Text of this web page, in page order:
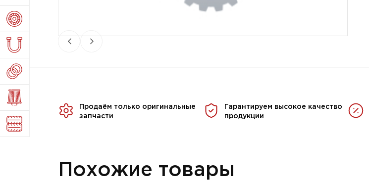
Продаём только оригинальные
запчасти
Гарантируем высокое качество
продукции
Похожие товары